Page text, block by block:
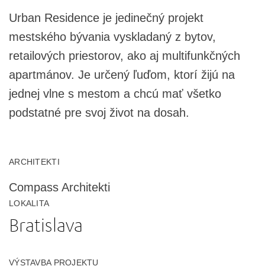
Urban Residence je jedinečný projekt
mestského bývania vyskladaný z bytov,
retailových priestorov, ako aj multifunkčných
apartmánov. Je určený ľuďom, ktorí žijú na
jednej vlne s mestom a chcú mať všetko
podstatné pre svoj život na dosah.
ARCHITEKTI
Compass Architekti
LOKALITA
Bratislava
VÝSTAVBA PROJEKTU